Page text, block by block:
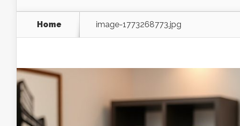
Home image-1773268773.jpg